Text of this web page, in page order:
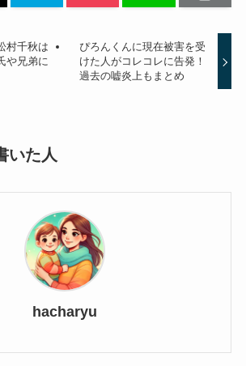
村千秋は
や兄弟に
ぴろんくんに現在被害を受
けた人がコレコレに告発！
過去の嘘炎上もまとめ
いた人
hacharyu